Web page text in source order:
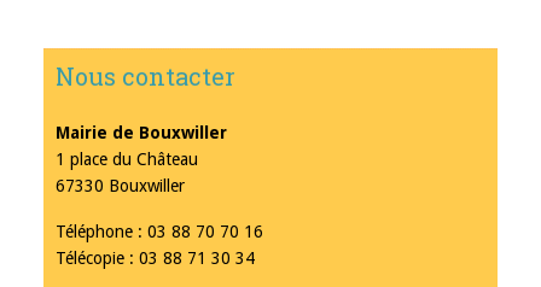
Nous contacter
Mairie de Bouxwiller
1 place du Château
67330 Bouxwiller
Téléphone : 03 88 70 70 16
Télécopie : 03 88 71 30 34